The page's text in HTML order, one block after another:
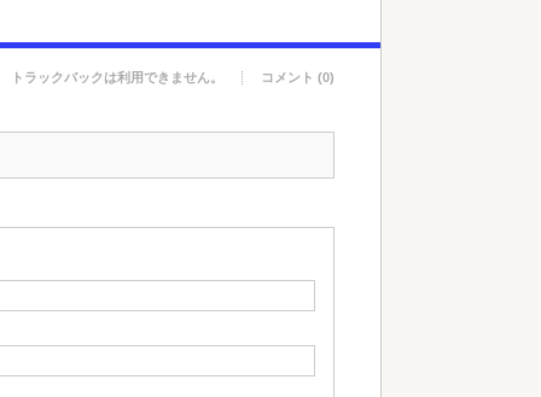
トラックバックは利用できません。 コメント (0)